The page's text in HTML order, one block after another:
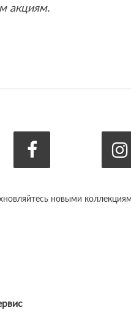
акциям.
новыми